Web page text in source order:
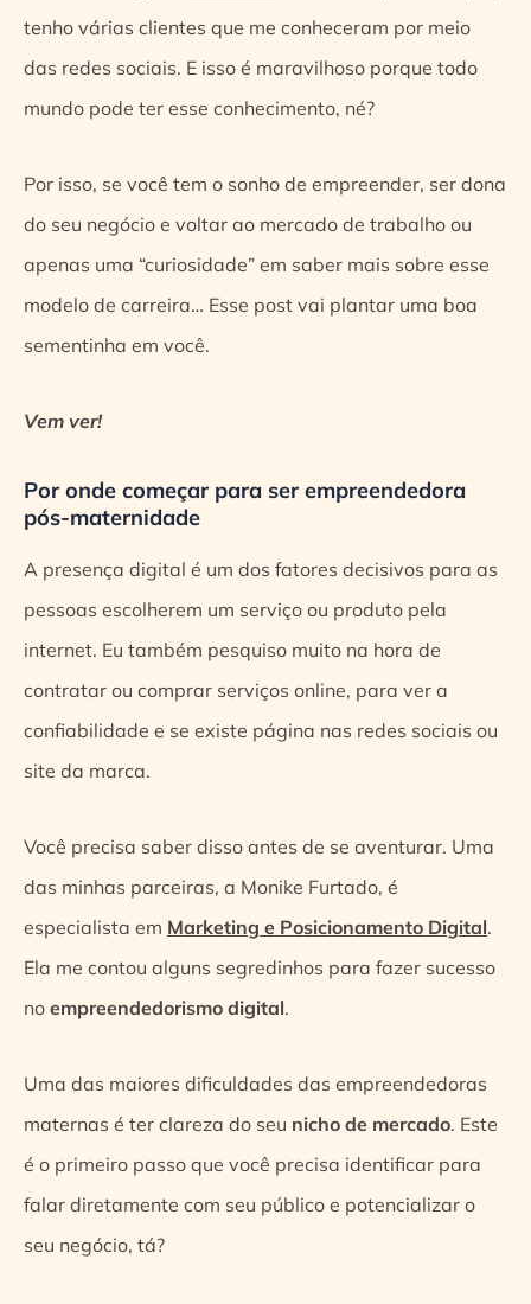
tenho várias clientes que me conheceram por meio
das redes sociais. E isso é maravilhoso porque todo
mundo pode ter esse conhecimento, né?
Por isso, se você tem o sonho de empreender, ser dona
do seu negócio e voltar ao mercado de trabalho ou
apenas uma “curiosidade” em saber mais sobre esse
modelo de carreira… Esse post vai plantar uma boa
sementinha em você.
Vem ver!
Por onde começar para ser empreendedora
pós-maternidade
A presença digital é um dos fatores decisivos para as
pessoas escolherem um serviço ou produto pela
internet. Eu também pesquiso muito na hora de
contratar ou comprar serviços online, para ver a
confiabilidade e se existe página nas redes sociais ou
site da marca.
Você precisa saber disso antes de se aventurar. Uma
das minhas parceiras, a Monike Furtado, é
especialista em Marketing e Posicionamento Digital.
Ela me contou alguns segredinhos para fazer sucesso
no empreendedorismo digital.
Uma das maiores dificuldades das empreendedoras
maternas é ter clareza do seu nicho de mercado. Este
é o primeiro passo que você precisa identificar para
falar diretamente com seu público e potencializar o
seu negócio, tá?